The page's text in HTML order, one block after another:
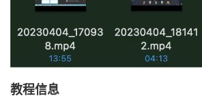
教程信息